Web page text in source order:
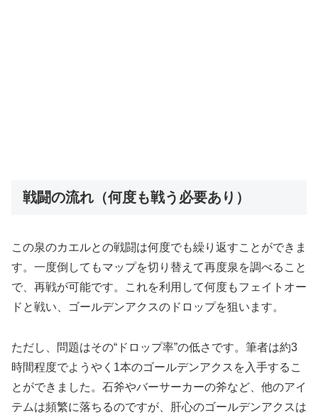
戦闘の流れ（何度も戦う必要あり）
この泉のカエルとの戦闘は何度でも繰り返すことができま
す。一度倒してもマップを切り替えて再度泉を調べること
で、再戦が可能です。これを利用して何度もフェイトオー
ドと戦い、ゴールデンアクスのドロップを狙います。
ただし、問題はその“ドロップ率”の低さです。筆者は約3
時間程度でようやく1本のゴールデンアクスを入手するこ
とができました。石斧やバーサーカーの斧など、他のアイ
テムは頻繁に落ちるのですが、肝心のゴールデンアクスは